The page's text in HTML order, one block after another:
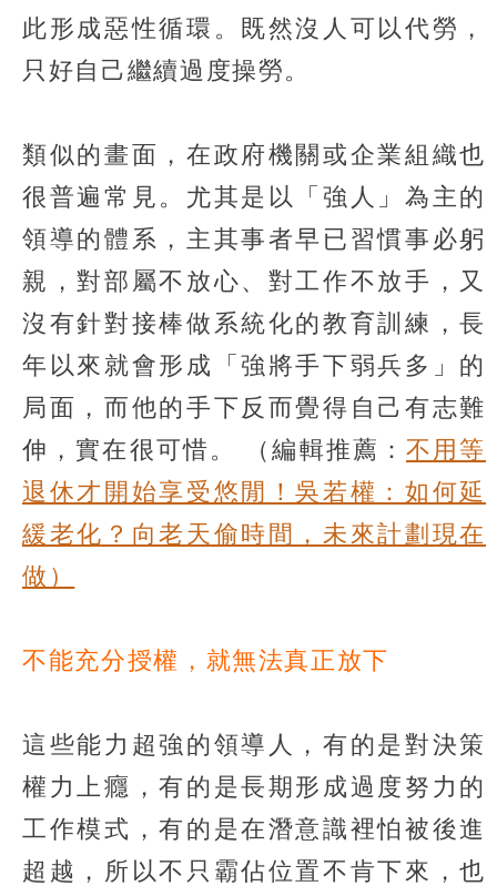
此形成惡性循環。既然沒人可以代勞，
只好自己繼續過度操勞。
類似的畫面，在政府機關或企業組織也
很普遍常見。尤其是以「強人」為主的
領導的體系，主其事者早已習慣事必躬
親，對部屬不放心、對工作不放手，又
沒有針對接棒做系統化的教育訓練，長
年以來就會形成「強將手下弱兵多」的
局面，而他的手下反而覺得自己有志難
伸，實在很可惜。
（編輯推薦：不用等
退休才開始享受悠閒！吳若權：如何延
緩老化？向老天偷時間，未來計劃現在
做）
不能充分授權，就無法真正放下
這些能力超強的領導人，有的是對決策
權力上癮，有的是長期形成過度努力的
工作模式，有的是在潛意識裡怕被後進
超越，所以不只霸佔位置不肯下來，也